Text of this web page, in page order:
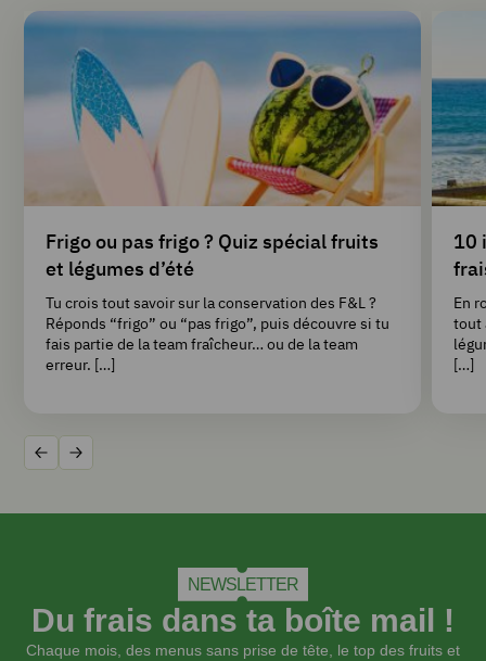
Frigo ou pas frigo ? Quiz spécial fruits
et légumes d’été
Tu crois tout savoir sur la conservation des F&L ?
Réponds “frigo” ou “pas frigo”, puis découvre si tu
fais partie de la team fraîcheur… ou de la team
erreur. […]
10
En
tout
[…]
Précédent
Suivant
NEWSLETTER
Du frais dans ta boîte mail !
Chaque mois, des menus sans prise de tête, le top des fruits et